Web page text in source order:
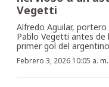
Vegetti
Alfredo Aguilar,
Pablo Vegetti antes de
primer gol del
Febrero 3, 2026 10:05 a. m.